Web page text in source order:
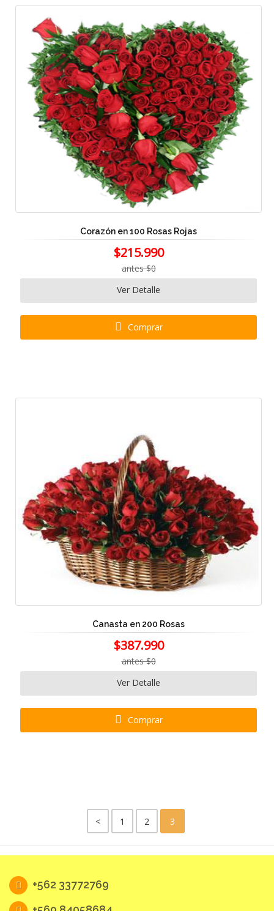
Corazón en 100 Rosas Rojas
$215.990
antes $0
Ver Detalle
Comprar
Canasta en 200 Rosas
$387.990
antes $0
Ver Detalle
Comprar
< 1 2 3
+562 33772769